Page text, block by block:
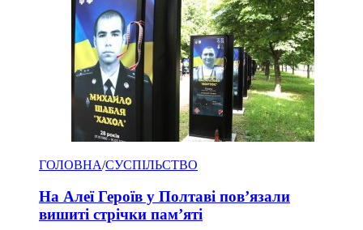
ГОЛОВНА/СУСПІЛЬСТВО
На Алеї Героїв у Полтаві пов’язали
вишиті стрічки пам’яті